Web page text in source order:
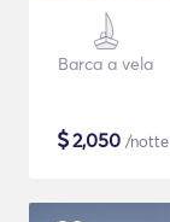
Barca a vela
$2,050 /notte